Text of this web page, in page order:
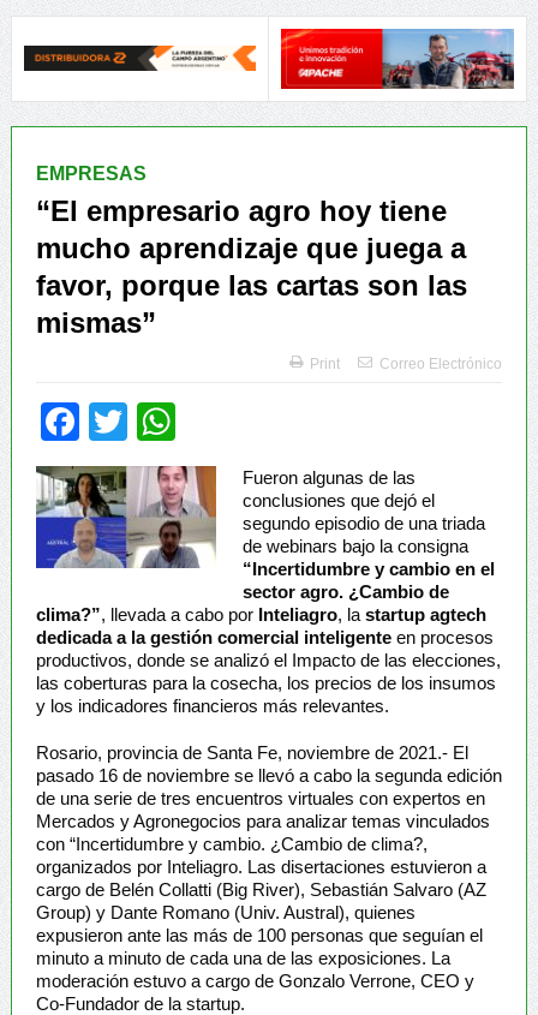
claves para una Producción Responsable Alimentos
EMPRESAS
“El empresario agro hoy tiene
mucho aprendizaje que juega a
favor, porque las cartas son las
mismas”
Print Correo Electrónico
Facebook
Twitter
Fueron algunas de las
conclusiones que dejó el
segundo episodio de una triada
de webinars bajo la consigna
“Incertidumbre y cambio en el
sector agro. ¿Cambio de
clima?”, llevada a cabo por Inteliagro, la startup agtech
dedicada a la gestión comercial inteligenteen procesos
productivos, donde se analizó el Impacto de las elecciones,
las coberturas para la cosecha, los precios de los insumos
y los indicadores financieros más relevantes.
Rosario, provincia de Santa Fe, noviembre de 2021.- El
pasado 16 de noviembre se llevó a cabo la segunda edición
de una serie de tres encuentros virtuales con expertos en
Mercados y Agronegocios para analizar temas vinculados
con “Incertidumbre y cambio. ¿Cambio de clima?,
organizados por Inteliagro. Las disertaciones estuvieron a
cargo de Belén Collatti (Big River), Sebastián Salvaro (AZ
Group) y Dante Romano (Univ. Austral), quienes
expusieron ante las más de 100 personas que seguían el
minuto a minuto de cada una de las exposiciones. La
moderación estuvo a cargo de Gonzalo Verrone, CEO y
Co-Fundador de la startup.